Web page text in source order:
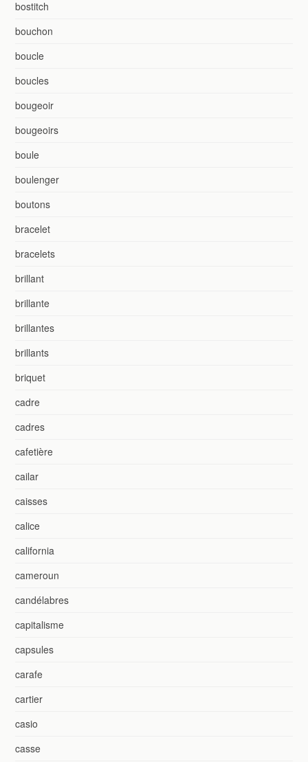
bostitch
bouchon
boucle
boucles
bougeoir
bougeoirs
boule
boulenger
boutons
bracelet
bracelets
brillant
brillante
brillantes
brillants
briquet
cadre
cadres
cafetière
cailar
caisses
calice
california
cameroun
candélabres
capitalisme
capsules
carafe
cartier
casio
casse